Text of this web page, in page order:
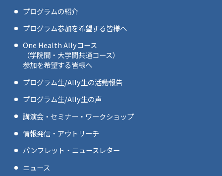
プログラムの紹介
プログラム参加を希望する皆様へ
One Health Allyコース
（学院間・大学間共通コース）
参加を希望する皆様へ
プログラム生/Ally生の活動報告
プログラム生/Ally生の声
講演会・セミナー・ワークショップ
情報発信・アウトリーチ
パンフレット・ニュースレター
ニュース